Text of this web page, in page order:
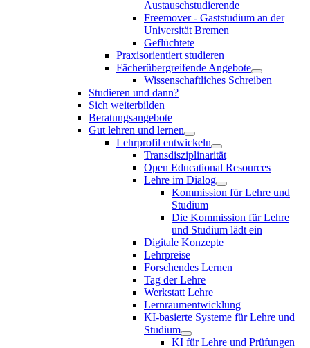
Austauschstudierende
Freemover - Gaststudium an der
Universität Bremen
Geflüchtete
Praxisorientiert studieren
Fächerübergreifende Angebote
Wissenschaftliches Schreiben
Studieren und dann?
Sich weiterbilden
Beratungsangebote
Gut lehren und lernen
Lehrprofil entwickeln
Transdisziplinarität
Open Educational Resources
Lehre im Dialog
Kommission für Lehre und
Studium
Die Kommission für Lehre
und Studium lädt ein
Digitale Konzepte
Lehrpreise
Forschendes Lernen
Tag der Lehre
Werkstatt Lehre
Lernraumentwicklung
KI-basierte Systeme für Lehre und
Studium
KI für Lehre und Prüfungen